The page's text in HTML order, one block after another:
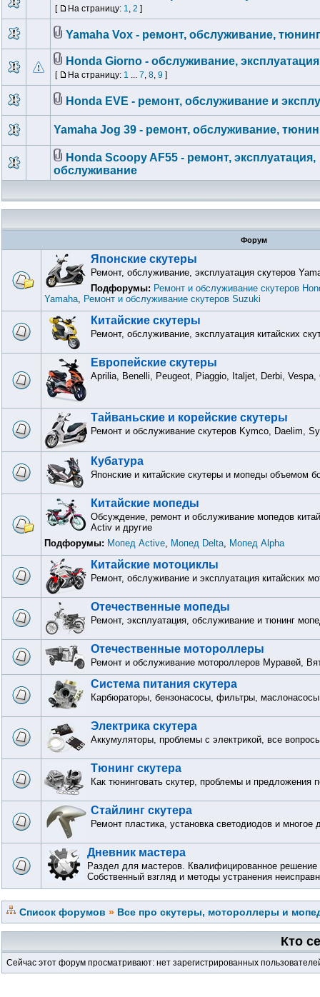
[ На страницу: 1, 2 ]
Yamaha Vox - ремонт, обслуживание, тюнинг
Honda Giorno - обслуживание,
[ На страницу: 1 ... 7, 8, 9 ]
Honda EVE - ремонт, обслуживание и
Yamaha Jog 39 - ремонт, обслуживание,
Honda Scoopy AF55 - ремонт, эксплуатация,
обслуживание
Форум
Японские скутеры
Ремонт, обслуживание, эксплуатация скутеров
Подфорумы: Ремонт и обслуживание скутеров
Yamaha, Ремонт и обслуживание скутеров Suzuki
Китайские скутеры
Ремонт, обслуживание, эксплуатация китайских
Европейские скутеры
Aprilia, Benelli, Peugeot, Piaggio, Italjet, Derbi,
Тайваньские и корейские скутеры
Ремонт и обслуживание скутеров Kymco, Daelim,
Кубатура
Японские и китайские скутеры и мопеды объемом
Китайские мопеды
Обсуждение, ремонт и обслуживание мопедов
Activ и другие
Подфорумы: Мопед Active, Мопед Delta, Мопед Alpha
Китайские мотоциклы
Ремонт, обслуживание и эксплуатация китайских
Отечественные мопеды
Ремонт, эксплуатация, обслуживание и тюнинг
Отечественные мотороллеры
Ремонт и обслуживание мотороллеров Муравей,
Система питания скутера
Карбюраторы, бензонасосы, фильтры,
Электрика скутера
Аккумуляторы, проблемы с электрикой, все
Тюнинг скутера
Как тюнинговать скутер, проблемы и предложения
Стайлинг скутера
Ремонт пластика, установка светодиодов и многое
Дневник мастера
Раздел для мастеров. Квалифицированное решение
Собственный взгляд и методы устранения
Список форумов » Все про скутеры, мотороллеры и
Кто
Сейчас этот форум просматривают: нет зарегистрированных